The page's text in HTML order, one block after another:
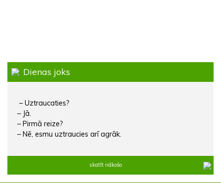
Dienas joks
– Uztraucaties?
– Jā.
– Pirmā reize?
– Nē, esmu uztraucies arī agrāk.
skatīt nākošo